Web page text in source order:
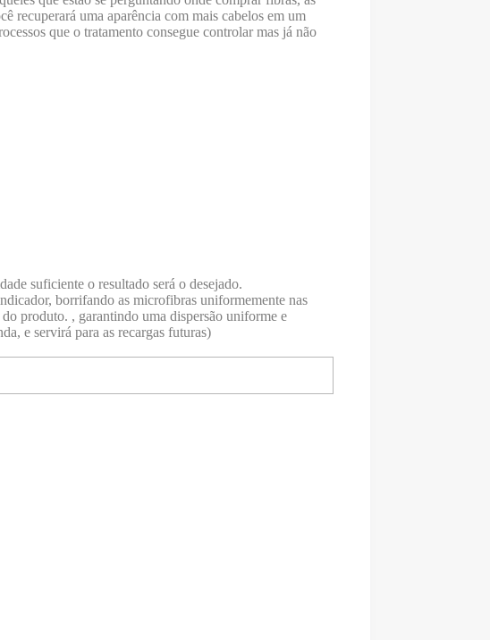
recuperará uma aparência com mais cabelos em um
que o tratamento consegue controlar mas já não
suficiente o resultado será o desejado.
borrifando as microfibras uniformemente nas
produto. , garantindo uma dispersão uniforme e
e servirá para as recargas futuras)